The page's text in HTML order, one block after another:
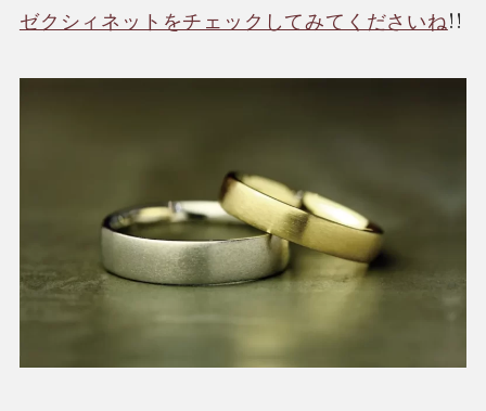
ゼクシィネットをチェックしてみてくださいね!!